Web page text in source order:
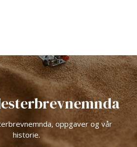
oppgaver og vår
historie.